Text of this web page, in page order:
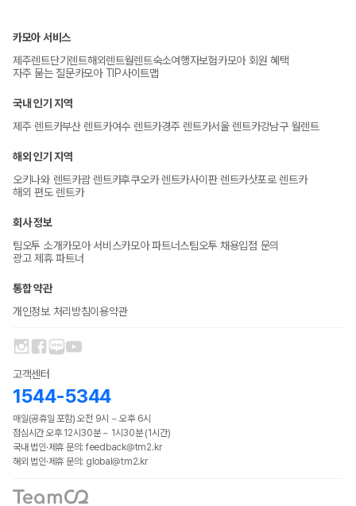
카모아 서비스
제주렌트단기렌트해외렌트월렌트숙소여행자보험카모아 회원 혜택
자주 묻는 질문카모아 TIP사이트맵
국내 인기 지역
제주 렌트카부산 렌트카여수 렌트카경주 렌트카서울 렌트카강남구 월렌트
해외 인기 지역
오키나와 렌트카괌 렌트카후쿠오카 렌트카사이판 렌트카삿포로 렌트카
해외 편도 렌트카
회사 정보
팀오투 소개카모아 서비스카모아 파트너스팀오투 채용입점 문의
광고 제휴 파트너
통합 약관
개인정보 처리방침이용약관
고객센터
1544-5344
매일(공휴일 포함) 오전 9시 ~ 오후 6시
점심시간 오후 12시30분 ~ 1시30분 (1시간)
국내 법인·제휴 문의: feedback@tm2.kr
해외 법인·제휴 문의: global@tm2.kr